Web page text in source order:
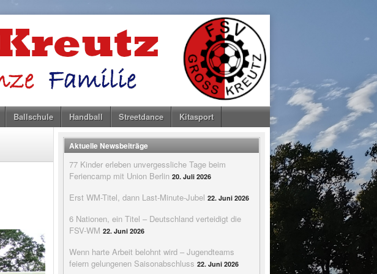
Ballschule Handball Streetdance Kitasport
Aktuelle Newsbeiträge
77 Kinder erleben unvergessliche Tage beim
Feriencamp mit Union Berlin 20. Juli 2026
Erst WM-Titel, dann Last-Minute-Jubel 22. Juni 2026
6 Nationen, ein Titel – Deutschland verteidigt die
FSV-WM 22. Juni 2026
Wenn harte Arbeit belohnt wird – Jugendteams
feiern gelungenen Saisonabschluss 22. Juni 2026